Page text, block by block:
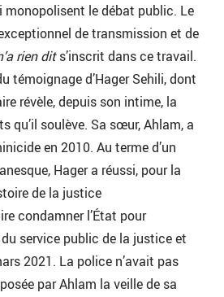
monopolisent le débat public. Le
de transmission et de
rien dits’inscrit dans ce travail.
témoignage d’Hager Sehili, dont
révèle, depuis son intime, la
qu’il soulève. Sa sœur, Ahlam, a
en 2010. Au terme d’un
Hager a réussi, pour la
de la justice
condamner l’État pour
service public de la justice et
2021. La police n’avait pas
par Ahlam la veille de sa